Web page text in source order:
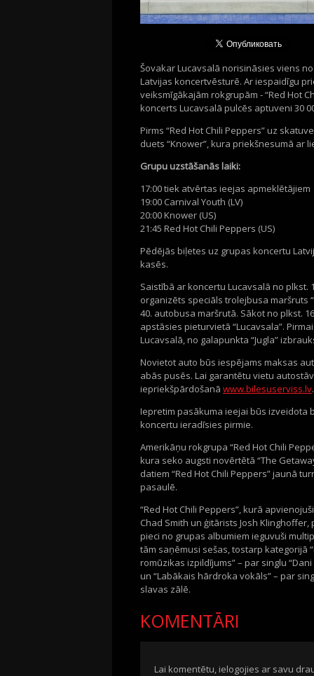
Šovakar Lucavsalā norisināsies viens
Latvijas koncertvēsturē. Ar iespaidīgu
veiksmīgākajām rokgrupām - “Red Hot
koncerts Lucavsalā pulcēs aptuveni 30
Pirms “Red Hot Chili Peppers” uz
duets “Knower”, kura priekšnesumā ar
Grupu uzstāšanās laiki:
17:00 tiek atvērtas ieejas apmeklētājiem
19:00 Carnival Youth (LV)
20:00 Knower (US)
21:45 Red Hot Chili Peppers (US)
Pēdējās biļetes uz grupas koncertu
kasēs.
Saistībā ar koncertu Lucavsalā no
organizēts speciāls trolejbusa maršruts
40. autobusa maršrutā. Sākot no plkst.
apstāsies pieturvietā “Lucavsala”.
Lucavsalā, no galapunkta “Jugla”
Novietot auto būs iespējams maksas
abās pusēs. Lai garantētu vietu
iepriekšpārdošanā www.bilesuserviss.lv.
Iepretim pasākuma ieejai būs izveidota
koncertu ieradīsies pirmie.
Amerikāņu rokgrupa “Red Hot Chili
kura seko augsti novērtētā “The
datiem “Red Hot Chili Peppers” jaunā
pasaulē.
“Red Hot Chili Peppers”, kurā
Chad Smith un ģitārists Josh
pieci no grupas albumiem ieguvuši
tām saņēmusi sešas, tostarp kategorijā
romūzikas izpildījums” – par singlu
un “Labākais hārdroka vokāls” – par
slavas zālē.
KOMENTĀRI
Lai komentētu, ielogojies ar savu